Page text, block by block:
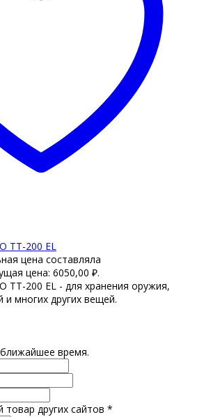
TT-200 EL
цена составляла
цена: 6050,00 ₽.
TT-200 EL - для хранения оружия,
и многих других вещей.
время.
товар других сайтов *